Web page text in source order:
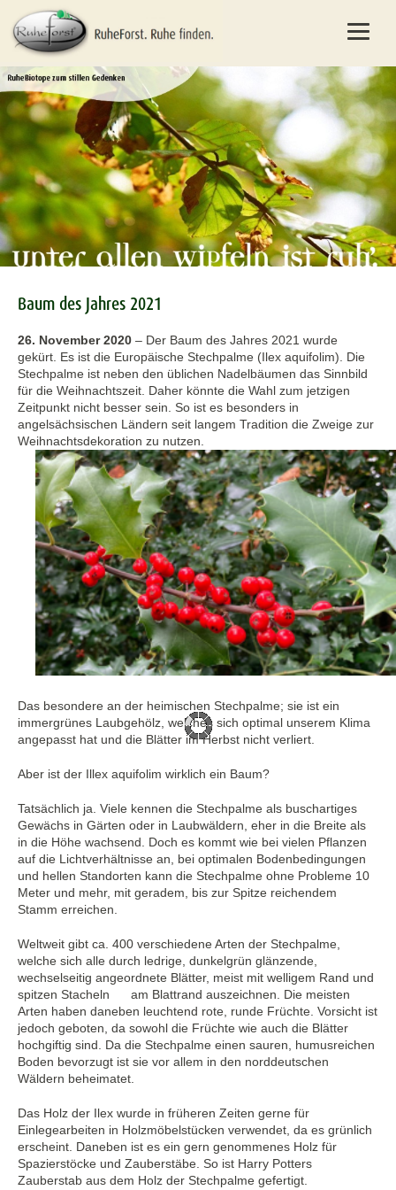
Baum des Jahres 2021
26. November 2020 – Der Baum des Jahres 2021 wurde
gekürt. Es ist die Europäische Stechpalme (Ilex aquifolim). Die
Stechpalme ist neben den üblichen Nadelbäumen das Sinnbild
für die Weihnachtszeit. Daher könnte die Wahl zum jetzigen
Zeitpunkt nicht besser sein. So ist es besonders in
angelsächsischen Ländern seit langem Tradition die Zweige zur
Weihnachtsdekoration zu nutzen.
Das besondere an der heimischen Stechpalme; sie ist ein
immergrünes Laubgehölz, welches sich optimal unserem Klima
angepasst hat und die Blätter im Herbst nicht verliert.
Aber ist der Illex aquifolim wirklich ein Baum?
Tatsächlich ja. Viele kennen die Stechpalme als buschartiges
Gewächs in Gärten oder in Laubwäldern, eher in die Breite als
in die Höhe wachsend. Doch es kommt wie bei vielen Pflanzen
auf die Lichtverhältnisse an, bei optimalen Bodenbedingungen
und hellen Standorten kann die Stechpalme ohne Probleme 10
Meter und mehr, mit geradem, bis zur Spitze reichendem
Stamm erreichen.
Weltweit gibt ca. 400 verschiedene Arten der Stechpalme,
welche sich alle durch ledrige, dunkelgrün glänzende,
wechselseitig angeordnete Blätter, meist mit welligem Rand und
spitzen Stacheln
am Blattrand auszeichnen. Die meisten
Arten haben daneben leuchtend rote, runde Früchte. Vorsicht ist
jedoch geboten, da sowohl die Früchte wie auch die Blätter
hochgiftig sind. Da die Stechpalme einen sauren, humusreichen
Boden bevorzugt ist sie vor allem in den norddeutschen
Wäldern beheimatet.
Das Holz der Ilex wurde in früheren Zeiten gerne für
Einlegearbeiten in Holzmöbelstücken verwendet, da es grünlich
erscheint. Daneben ist es ein gern genommenes Holz für
Spazierstöcke und Zauberstäbe. So ist Harry Potters
Zauberstab aus dem Holz der Stechpalme gefertigt.